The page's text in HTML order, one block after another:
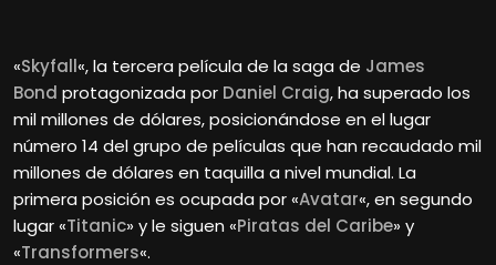
«Skyfall«, la tercera película de la saga de James
Bond protagonizada por Daniel Craig, ha superado los
mil millones de dólares, posicionándose en el lugar
número 14 del grupo de películas que han recaudado mil
millones de dólares en taquilla a nivel mundial. La
primera posición es ocupada por «Avatar«, en segundo
lugar «Titanic» y le siguen «Piratas del Caribe» y
«Transformers«.